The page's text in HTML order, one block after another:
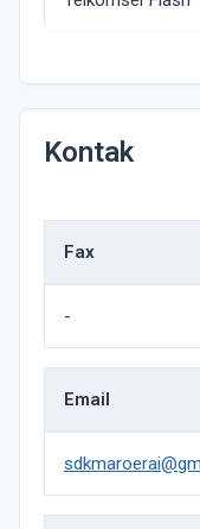
Kontak
Fax
-
Email